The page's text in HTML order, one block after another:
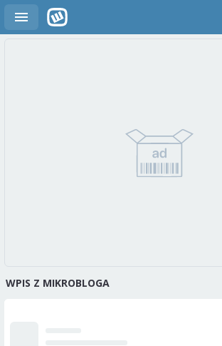
WPIS Z MIKROBLOGA